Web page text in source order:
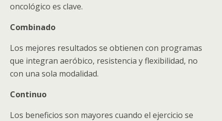
oncológico es clave.
Combinado
Los mejores resultados se obtienen con programas
que integran aeróbico, resistencia y flexibilidad, no
con una sola modalidad.
Continuo
Los beneficios son mayores cuando el ejercicio se